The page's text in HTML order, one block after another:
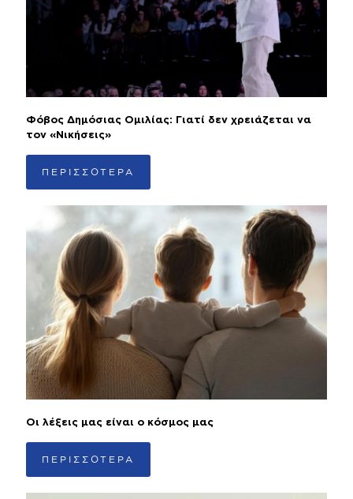
Φόβος Δημόσιας Ομιλίας: Γιατί δεν χρειάζεται να
τον «Νικήσεις»
ΠΕΡΙΣΣΟΤΕΡΑ
Οι λέξεις μας είναι ο κόσμος μας
ΠΕΡΙΣΣΟΤΕΡΑ